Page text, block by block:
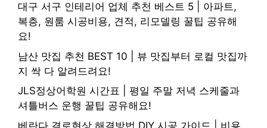
대구 서구 인테리어 업체 추천 베스트 5 | 아파트,
복층, 원룸 시공비용, 견적, 리모델링 꿀팁 공유해
요!
남산 맛집 추천 BEST 10 | 뷰 맛집부터 로컬 맛집까
지 싹 다 알려드려요!
JLS정상어학원 시간표 | 평일 주말 저녁 스케줄과
셔틀버스 운행 꿀팁 공유해요!
베란다 결로현상 해결방법 DIY 시공 가이드 | 비용